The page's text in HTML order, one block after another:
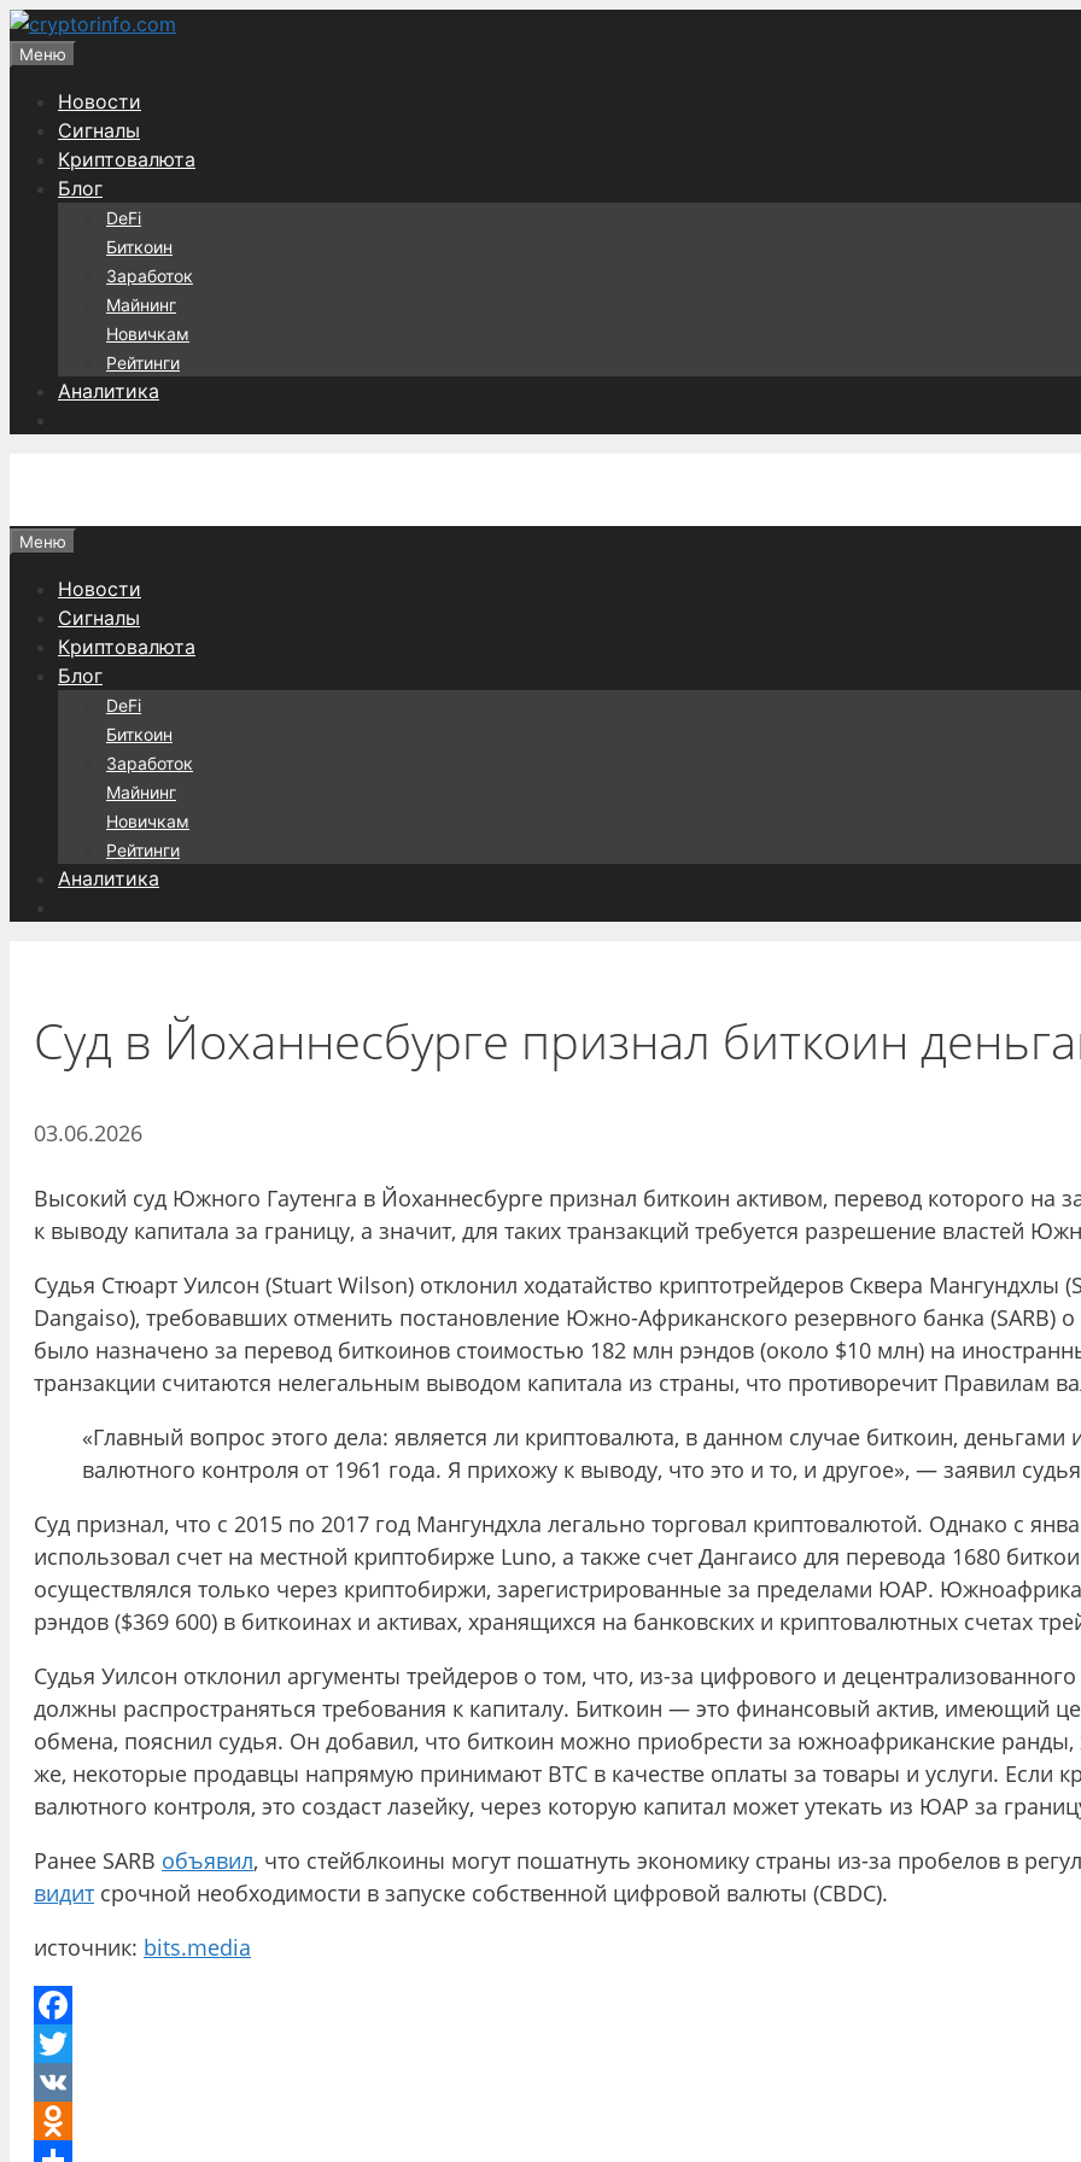
Перейти
Меню
Новости
Сигналы
Криптовалюта
Блог
DeFi
Биткоин
Заработок
Майнинг
Новичкам
Рейтинги
Аналитика
Меню
Новости
Сигналы
Криптовалюта
Блог
DeFi
Биткоин
Заработок
Майнинг
Новичкам
Рейтинги
Аналитика
Суд в Йоханнесбурге признал биткоин
03.06.2026
Высокий суд Южного Гаутенга в Йоханнесбурге признал биткоин активом, перевод которого
к выводу капитала за границу, а значит, для таких транзакций требуется разрешение властей
Судья Стюарт Уилсон (Stuart Wilson) отклонил ходатайство криптотрейдеров Сквера Мангундхлы
Dangaiso), требовавших отменить постановление Южно-Африканского резервного банка (SARB)
было назначено за перевод биткоинов стоимостью 182 млн рэндов (около $10 млн) на
транзакции считаются нелегальным выводом капитала из страны, что противоречит Правилам
«Главный вопрос этого дела: является ли криптовалюта, в данном случае биткоин,
валютного контроля от 1961 года. Я прихожу к выводу, что это и то, и другое», — заявил
Суд признал, что с 2015 по 2017 год Мангундхла легально торговал криптовалютой. Однако с
использовал счет на местной криптобирже Luno, а также счет Дангаисо для перевода 1680
осуществлялся только через криптобиржи, зарегистрированные за пределами ЮАР.
рэндов ($369 600) в биткоинах и активах, хранящихся на банковских и криптовалютных счетах
Судья Уилсон отклонил аргументы трейдеров о том, что, из-за цифрового и
должны распространяться требования к капиталу. Биткоин — это финансовый актив, имеющий
обмена, пояснил судья. Он добавил, что биткоин можно приобрести за южноафриканские
же, некоторые продавцы напрямую принимают BTC в качестве оплаты за товары и услуги. Если
валютного контроля, это создаст лазейку, через которую капитал может утекать из ЮАР за
Ранее SARB объявил, что стейблкоины могут пошатнуть экономику страны из-за пробелов в
видит срочной необходимости в запуске собственной цифровой валюты (CBDC).
источник: bits.media
Facebook
Twitter
VK